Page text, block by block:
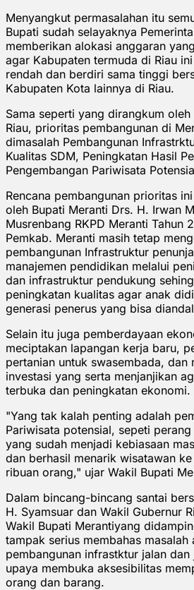
Menyangkut permasalahan itu
Bupati sudah selayaknya
memberikan alokasi anggaran
agar Kabupaten termuda di Riau
rendah dan berdiri sama tinggi
Kabupaten Kota lainnya di Riau.
Sama seperti yang dirangkum
Riau, prioritas pembangunan di
dimasalah Pembangunan
Kualitas SDM, Peningkatan Hasil
Pengembangan Pariwisata
Rencana pembangunan prioritas
oleh Bupati Meranti Drs. H. Irwan
Musrenbang RKPD Meranti Tahun
Pemkab. Meranti masih tetap
pembangunan Infrastruktur
manajemen pendidikan melalui
dan infrastruktur pendukung
peningkatan kualitas agar anak
generasi penerus yang bisa
Selain itu juga pemberdayaan
meciptakan lapangan kerja baru,
pertanian untuk swasembada, dan
investasi yang serta menjanjikan
terbuka dan peningkatan ekonomi.
"Yang tak kalah penting adalah
Pariwisata potensial, sepeti
yang sudah menjadi kebiasaan
dan berhasil menarik wisatawan
ribuan orang," ujar Wakil Bupati
Dalam bincang-bincang santai
H. Syamsuar dan Wakil Gubernur
Wakil Bupati Merantiyang
tampak serius membahas masalah
pembangunan infrastktur jalan dan
upaya membuka aksesibilitas
orang dan barang.